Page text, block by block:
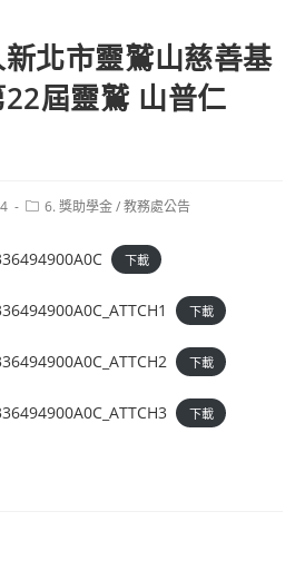
北市靈鷲山慈善基
屆靈鷲 山普仁
Post6. 獎助學金/教務處公告
下載
下載
下載
下載